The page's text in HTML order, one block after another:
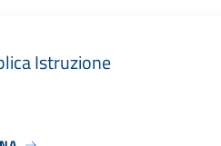
Istruzione